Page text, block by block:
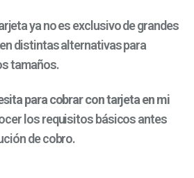
ya no es exclusivo de grandes
distintas alternativas para
tamaños.
para cobrar con tarjeta en mi
los requisitos básicos antes
de cobro.